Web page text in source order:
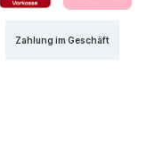
Zahlung im Geschäft